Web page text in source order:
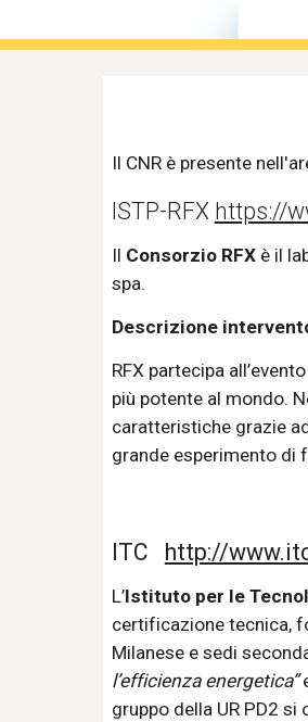
Il CNR è presente
ISTP-RFX https://
Il Consorzio RFX è il
spa.
Descrizione
RFX partecipa all’evento
più potente al mondo.
caratteristiche grazie
grande esperimento di
ITC http://
L’Istituto per le
certificazione tecnica,
Milanese e sedi
l’efficienza energetica”
gruppo della UR PD2